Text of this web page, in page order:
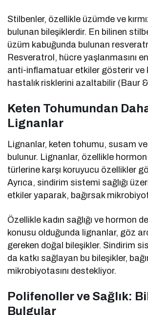
Stilbenler, özellikle üzümde ve
bulunan bileşiklerdir. En bilinen
üzüm kabuğunda bulunan
Resveratrol, hücre yaşlanmasını
anti-inflamatuar etkiler gösterir ve
hastalık risklerini azaltabilir (Baur
Keten Tohumundan
Lignanlar
Lignanlar, keten tohumu, susam ve
bulunur. Lignanlar, özellikle
türlerine karşı koruyucu özellikler
Ayrıca, sindirim sistemi sağlığı
etkiler yaparak, bağırsak
Özellikle kadın sağlığı ve hormon
konusu olduğunda lignanlar, göz
gereken doğal bileşikler. Sindirim
da katkı sağlayan bu bileşikler,
mikrobiyotasını destekliyor.
Polifenoller ve Sağlık:
Bulgular